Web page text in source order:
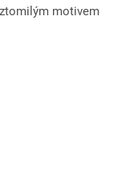
motivem